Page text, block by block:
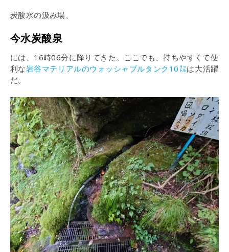
炭酸水の汲み場、
今水炭酸泉
には、16時06分に降りてきた。ここでも、持ちやすくて便
利な岩谷マテリアルのウォッシャブルタンク10㍑は大活躍
だ。